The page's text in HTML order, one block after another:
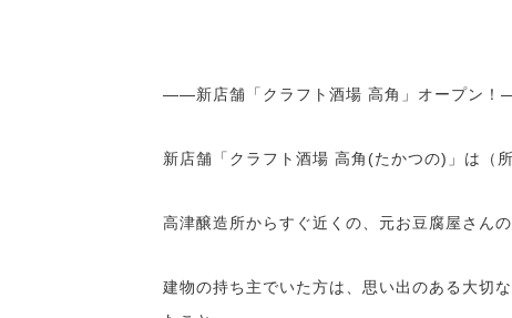
――新店舗「クラフト酒場 高角」オープン
新店舗「クラフト酒場 高角(たかつの)」は（
高津醸造所からすぐ近くの、元お豆腐屋さん
建物の持ち主でいた方は、思い出のある大切